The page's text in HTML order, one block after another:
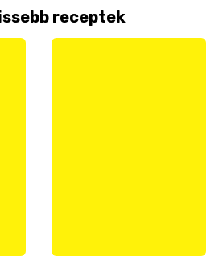
receptek